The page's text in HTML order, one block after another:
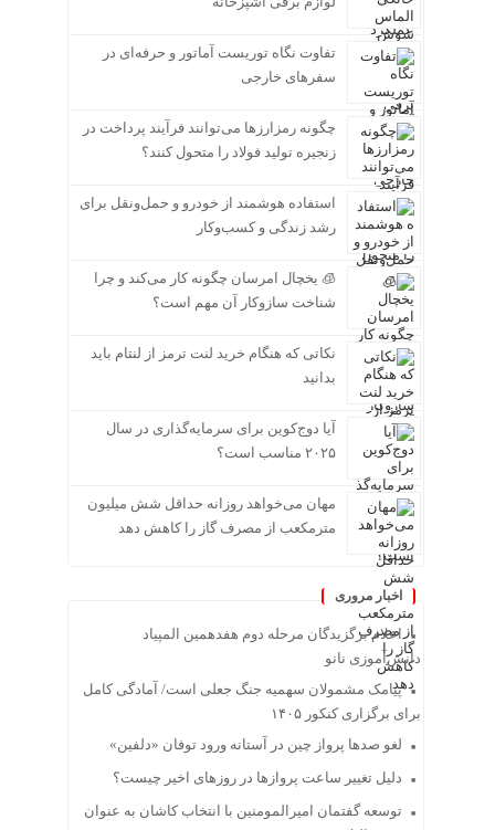
تفاوت نگاه توریست آماتور و حرفه‌ای در
سفرهای خارجی
چگونه رمزارزها می‌توانند فرآیند پرداخت در
زنجیره تولید فولاد را متحول کنند؟
استفاده هوشمند از خودرو و حمل‌ونقل برای
رشد زندگی و کسب‌وکار
🧊 یخچال امرسان چگونه کار می‌کند و چرا
شناخت سازوکار آن مهم است؟
نکاتی که هنگام خرید لنت ترمز از لنتام باید
بدانید
آیا دوج‌کوین برای سرمایه‌گذاری در سال
۲۰۲۵ مناسب است؟
مهان می‌خواهد روزانه حداقل شش میلیون
مترمکعب از مصرف گاز را کاهش دهد
اخبار مروری
اعلام برگزیدگان مرحله دوم هفدهمین المپیاد
دانش‌آموزی نانو
پیامک مشمولان سهمیه جنگ جعلی است/ آمادگی کامل
برای برگزاری کنکور ۱۴۰۵
لغو صدها پرواز چین در آستانه ورود توفان «دلفین»
دلیل تغییر ساعت پروازها در روزهای اخیر چیست؟
توسعه گفتمان امیرالمومنین با انتخاب کاشان به عنوان